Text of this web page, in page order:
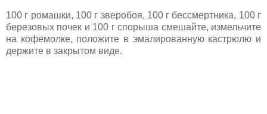
100 г ромашки, 100 г зверобоя, 100 г бессмертника, 100 г
березовых почек и 100 г спорыша смешайте, измельчите
на кофемолке, положите в эмалированную кастрюлю и
держите в закрытом виде.